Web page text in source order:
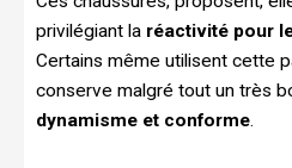
privilégiant la réactivité pour
Certains même utilisent cette
conserve malgré tout un très
dynamisme et conforme.